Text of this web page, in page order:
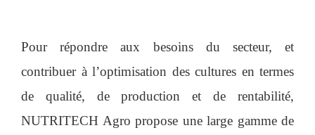
Pour répondre aux besoins du secteur, et
contribuer à l’optimisation des cultures en termes
de qualité, de production et de rentabilité,
NUTRITECH Agro propose une large gamme de